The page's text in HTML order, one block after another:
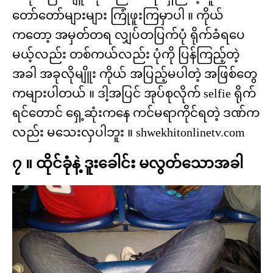
တော်တော်များများ ကြုံဖူးကြမှာပါ ။ ကိုယ်
ကတော့ အမှတ်တရ လျှပ်တပြက်ပုံ ရိုက်ခံရပေ
မယ့်လည်း တစ်ကယ်လည်း ပုံကို ပြန်ကြည့်တဲ့
အခါ အခုလိုမျိူး ကိုယ် အပြည့်မပါတဲ့ အဖြစ်တွေ
ကများပါတယ် ။ ဒါ့အပြင် အုပ်စုလိုက် selfie ရိုက်
ရင်တောင် ရှေ့ဆုံးကနေ ကင်မရာကိုင်ရတဲ့ ဒဏ်က
လည်း မသေးလှပါဘူး ။ shwekhitonlinetv.com
၇ ။ ထိုင်ခုံနဲ့ ဒူးခေါင်း မလွတ်သောအခါ